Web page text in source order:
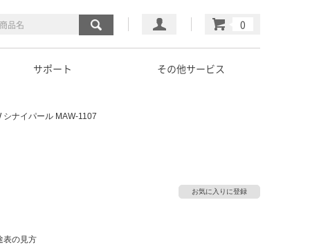
マイページ
カート
サポート その他サービス
シナイパール MAW-1107
お気に入りに登録
表の見方